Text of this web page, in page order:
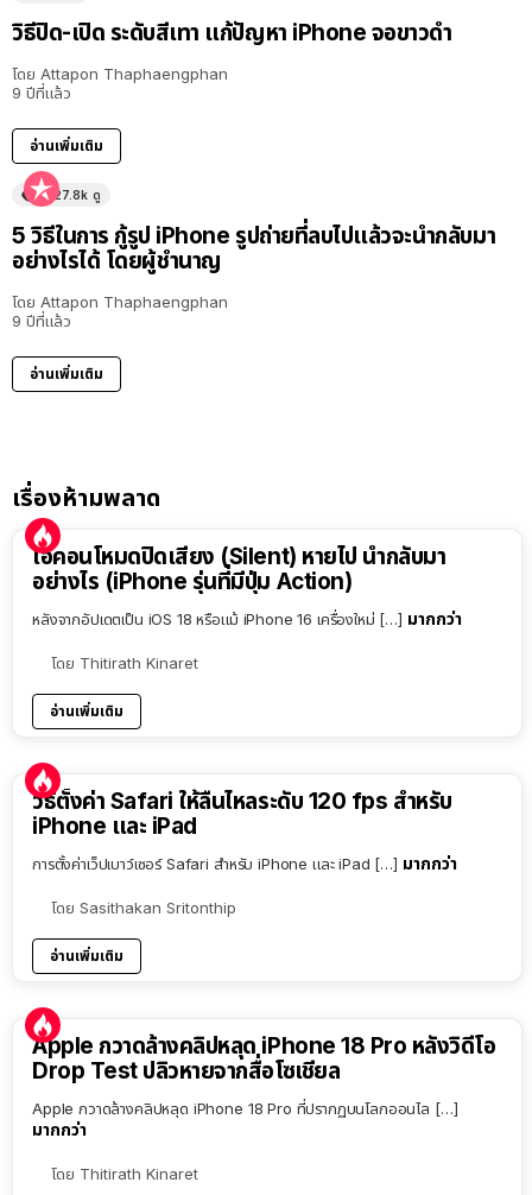
วิธีปิด-เปิด ระดับสีเทา แก้ปัญหา iPhone จอขาวดำ
โดย Attapon Thaphaengphan
9 ปีที่แล้ว
อ่านเพิ่มเติม
627.8k ดู
5 วิธีในการ กู้รูป iPhone รูปถ่ายที่ลบไปแล้วจะนำกลับมา
อย่างไรได้ โดยผู้ชำนาญ
โดย Attapon Thaphaengphan
9 ปีที่แล้ว
อ่านเพิ่มเติม
เรื่องห้ามพลาด
ไอคอนโหมดปิดเสียง (Silent) หายไป นำกลับมา
อย่างไร (iPhone รุ่นที่มีปุ่ม Action)
หลังจากอัปเดตเป็น iOS 18 หรือแม้ iPhone 16 เครื่องใหม่ […] มากกว่า
โดย Thitirath Kinaret
อ่านเพิ่มเติม
วิธีตั้งค่า Safari ให้ลื่นไหลระดับ 120 fps สำหรับ
iPhone และ iPad
การตั้งค่าเว็ปเบาว์เซอร์ Safari สำหรับ iPhone และ iPad […] มากกว่า
โดย Sasithakan Sritonthip
อ่านเพิ่มเติม
Apple กวาดล้างคลิปหลุด iPhone 18 Pro หลังวิดีโอ
Drop Test ปลิวหายจากสื่อโซเชียล
Apple กวาดล้างคลิปหลุด iPhone 18 Pro ที่ปรากฏบนโลกออนไล […]
มากกว่า
โดย Thitirath Kinaret